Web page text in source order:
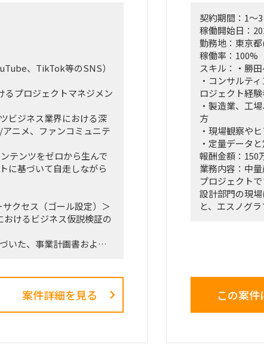
、TikTok等のSNS）
プロジェクトマネジメン
ビジネス業界における深
ニメ、ファンコミュニテ
テンツをゼロから生んで
に基づいて自走しながら
クセス（ゴール設定）＞
けるビジネス仮説検証の
いた、事業計画書および
）におけるプロジェクト
トナー等）の調査・選
案件詳細を見る
契約期間：1～
稼働開始日：
勤務地：東京
稼働率：100%
スキル：・勝
・コンサルテ
ロジェクト経
・製造業、工
方
・現場観察や
・定量データ
報酬金額：150
業務内容：中
プロジェクトで
設計部門の現
と、エスノグ
■業務内容
調査
この案件